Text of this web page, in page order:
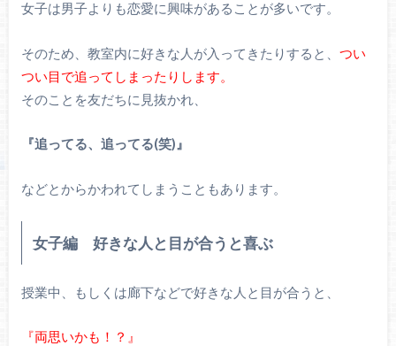
女子は男子よりも恋愛に興味があることが多いです。
そのため、教室内に好きな人が入ってきたりすると、 つい
つい目で追ってしまったりします。
そのことを友だちに見抜かれ、
『追ってる、追ってる(笑)』
などとからかわれてしまうこともあります。
女子編 好きな人と目が合うと喜ぶ
授業中、もしくは廊下などで好きな人と目が合うと、
『両思いかも！？』